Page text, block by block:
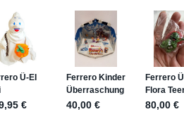
Für die Figuren VC307, 310, 318 und 326
mein Enkel hat die leider weggeworfen
jan-lukas:
geschrieben am: 29. 4. 2026 -
https://www.ferrero-
sammelspass.de/einladung/
jan-lukas:
geschrieben am: 28. 4. 2026 -
stimmt, jetzt fällt es mir auch ein
geschrieben am: 28. 4.
So habe ich das in Erinnerung ... oder?